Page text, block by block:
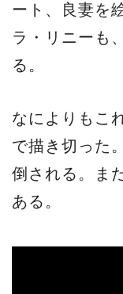
ート、良妻を
ラ・リニーも
る。
なによりもこ
で描き切った
倒される。ま
ある。